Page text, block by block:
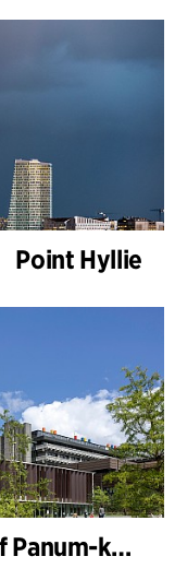
Point Hyllie
Mærsk Tårnet, udvidelse af Panum-komplekset